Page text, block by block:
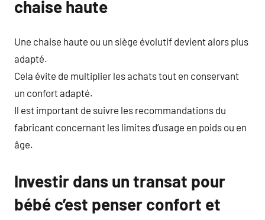
chaise haute
Une chaise haute ou un siège évolutif devient alors plus
adapté.
Cela évite de multiplier les achats tout en conservant
un confort adapté.
Il est important de suivre les recommandations du
fabricant concernant les limites d’usage en poids ou en
âge.
Investir dans un transat pour
bébé c’est penser confort et